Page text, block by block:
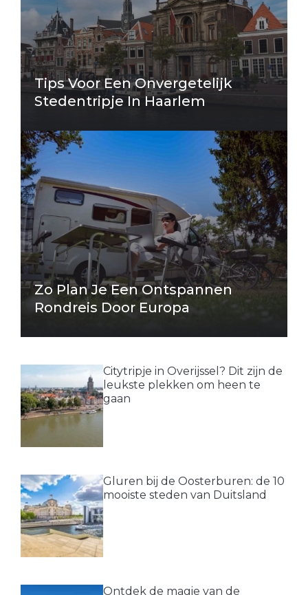
Tips Voor Een Onvergetelijk
Stedentripje In Haarlem
Zo Plan Je Een Ontspannen
Rondreis Door Europa
Citytripje in Overijssel? Dit zijn de
leukste plekken om heen te
gaan
Gluren bij de Oosterburen: de 10
mooiste steden van Duitsland
Ontdek de magie van de